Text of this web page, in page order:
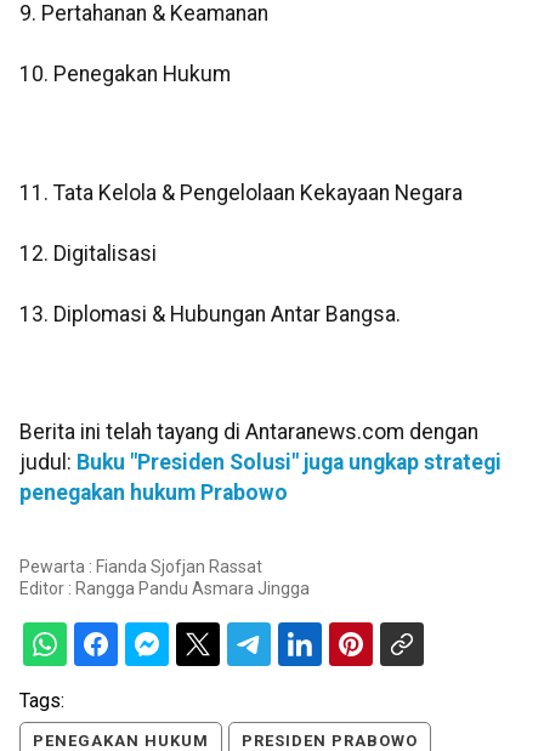
9. Pertahanan & Keamanan
10. Penegakan Hukum
11. Tata Kelola & Pengelolaan Kekayaan Negara
12. Digitalisasi
13. Diplomasi & Hubungan Antar Bangsa.
Berita ini telah tayang di Antaranews.com dengan
judul: Buku "Presiden Solusi" juga ungkap strategi
penegakan hukum Prabowo
Pewarta : Fianda Sjofjan Rassat
Editor : Rangga Pandu Asmara Jingga
Tags:
PENEGAKAN HUKUM PRESIDEN PRABOWO